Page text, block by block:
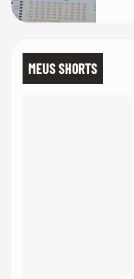
MEUS SHORTS